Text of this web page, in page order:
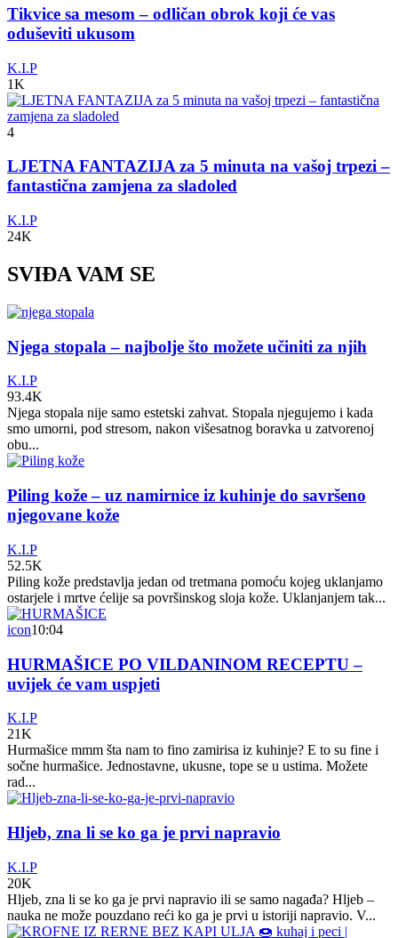
Tikvice sa mesom – odličan obrok koji će vas
oduševiti ukusom
K.I.P
1K
4
LJETNA FANTAZIJA za 5 minuta na vašoj trpezi –
fantastična zamjena za sladoled
K.I.P
24K
SVIĐA VAM SE
Njega stopala – najbolje što možete učiniti za njih
K.I.P
93.4K
Njega stopala nije samo estetski zahvat. Stopala njegujemo i kada
smo umorni, pod stresom, nakon višesatnog boravka u zatvorenoj
obu...
Piling kože – uz namirnice iz kuhinje do savršeno
njegovane kože
K.I.P
52.5K
Piling kože predstavlja jedan od tretmana pomoću kojeg uklanjamo
ostarjele i mrtve ćelije sa površinskog sloja kože. Uklanjanjem tak...
icon10:04
HURMAŠICE PO VILDANINOM RECEPTU –
uvijek će vam uspjeti
K.I.P
21K
Hurmašice mmm šta nam to fino zamirisa iz kuhinje? E to su fine i
sočne hurmašice. Jednostavne, ukusne, tope se u ustima. Možete
rad...
Hljeb, zna li se ko ga je prvi napravio
K.I.P
20K
Hljeb, zna li se ko ga je prvi napravio ili se samo nagađa? Hljeb –
nauka ne može pouzdano reći ko ga je prvi u istoriji napravio. V...